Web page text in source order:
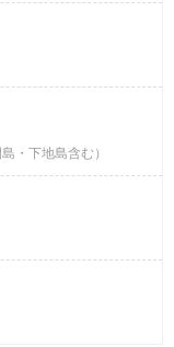
・下地島含む）